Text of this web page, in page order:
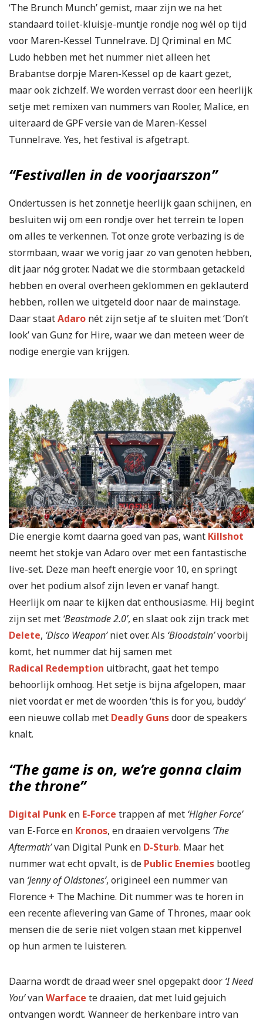
‘The Brunch Munch’ gemist, maar zijn we na het
standaard toilet-kluisje-muntje rondje nog wél op tijd
voor Maren-Kessel Tunnelrave. DJ Qriminal en MC
Ludo hebben met het nummer niet alleen het
Brabantse dorpje Maren-Kessel op de kaart gezet,
maar ook zichzelf. We worden verrast door een heerlijk
setje met remixen van nummers van Rooler, Malice, en
uiteraard de GPF versie van de Maren-Kessel
Tunnelrave. Yes, het festival is afgetrapt.
“Festivallen in de voorjaarszon”
Ondertussen is het zonnetje heerlijk gaan schijnen, en
besluiten wij om een rondje over het terrein te lopen
om alles te verkennen. Tot onze grote verbazing is de
stormbaan, waar we vorig jaar zo van genoten hebben,
dit jaar nóg groter. Nadat we die stormbaan getackeld
hebben en overal overheen geklommen en geklauterd
hebben, rollen we uitgeteld door naar de mainstage.
Daar staatAdaro nét zijn setje af te sluiten met ‘Don’t
look’ van Gunz for Hire, waar we dan meteen weer de
nodige energie van krijgen.
Die energie komt daarna goed van pas, want Killshot
neemt het stokje van Adaro over met een fantastische
live-set. Deze man heeft energie voor 10, en springt
over het podium alsof zijn leven er vanaf hangt.
Heerlijk om naar te kijken dat enthousiasme. Hij begint
zijn set met ‘Beastmode 2.0’, en slaat ook zijn track met
Delete, ‘Disco Weapon’niet over. Als ‘Bloodstain’voorbij
komt, het nummer dat hij samen met
Radical Redemption uitbracht, gaat het tempo
behoorlijk omhoog. Het setje is bijna afgelopen, maar
niet voordat er met de woorden ‘this is for you, buddy’
een nieuwe collab met Deadly Gunsdoor de speakers
knalt.
“The game is on, we’re gonna claim
the throne”
Digital Punken E-Force trappen af met ‘Higher Force’
van E-Force en Kronos, en draaien vervolgens ‘The
Aftermath’van Digital Punk en D-Sturb. Maar het
nummer wat echt opvalt, is de Public Enemies bootleg
van ‘Jenny of Oldstones’, origineel een nummer van
Florence + The Machine. Dit nummer was te horen in
een recente aflevering van Game of Thrones, maar ook
mensen die de serie niet volgen staan met kippenvel
op hun armen te luisteren.
Daarna wordt de draad weer snel opgepakt door ‘I Need
You’vanWarface te draaien, dat met luid gejuich
ontvangen wordt. Wanneer de herkenbare intro van